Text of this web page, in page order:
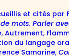
et cités par
mots. Parler
, Autrement,
du langage
Samarine,